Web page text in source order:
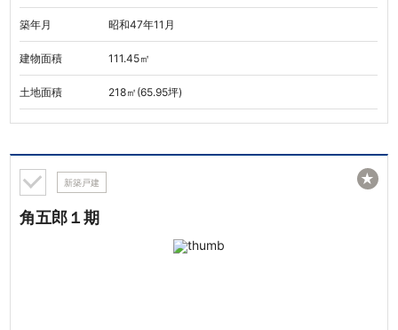
築年月 昭和47年11月
建物面積 111.45㎡
土地面積 218㎡(65.95坪)
新築戸建
角五郎１期
★